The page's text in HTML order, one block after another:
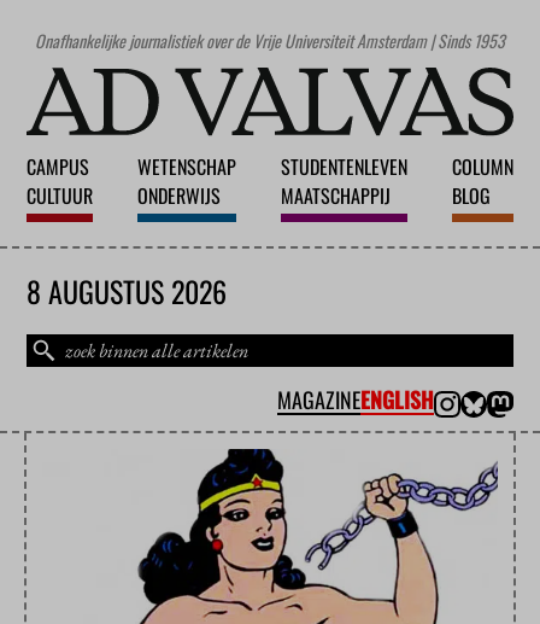
Onafhankelijke journalistiek over de Vrije Universiteit Amsterdam | Sinds 1953
CAMPUS
CULTUUR
WETENSCHAP
ONDERWIJS
STUDENTENLEVEN
MAATSCHAPPIJ
COLUMN
BLOG
8 AUGUSTUS 2026
MAGAZINEENGLISH